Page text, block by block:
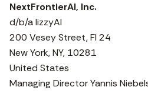
NextFrontierAI, Inc.
d/b/a lizzyAI
200 Vesey Street, Fl 24
New York, NY, 10281
United States
Managing Director Yannis